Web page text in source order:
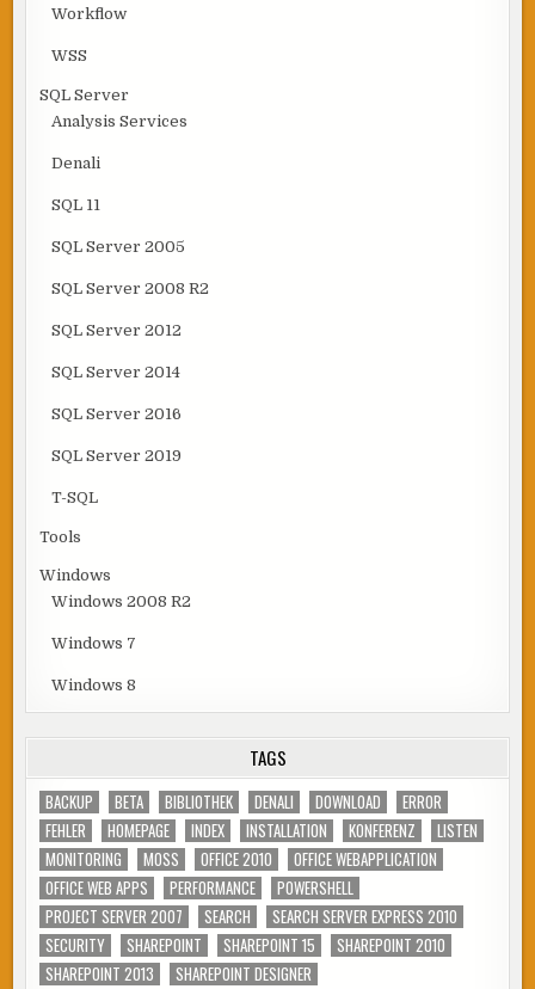
Workflow
WSS
SQL Server
Analysis Services
Denali
SQL 11
SQL Server 2005
SQL Server 2008 R2
SQL Server 2012
SQL Server 2014
SQL Server 2016
SQL Server 2019
T-SQL
Tools
Windows
Windows 2008 R2
Windows 7
Windows 8
TAGS
BACKUP BETA BIBLIOTHEK DENALI DOWNLOAD
ERROR
FEHLER
HOMEPAGE INDEX INSTALLATION KONFERENZ
LISTEN
MONITORING
MOSS OFFICE 2010
OFFICE WEBAPPLICATION
OFFICE WEB APPS
PERFORMANCE
POWERSHELL
PROJECT SERVER 2007
SEARCH
SEARCH SERVER EXPRESS 2010
SECURITY
SHAREPOINT SHAREPOINT 15
SHAREPOINT 2010
SHAREPOINT 2013
SHAREPOINT DESIGNER